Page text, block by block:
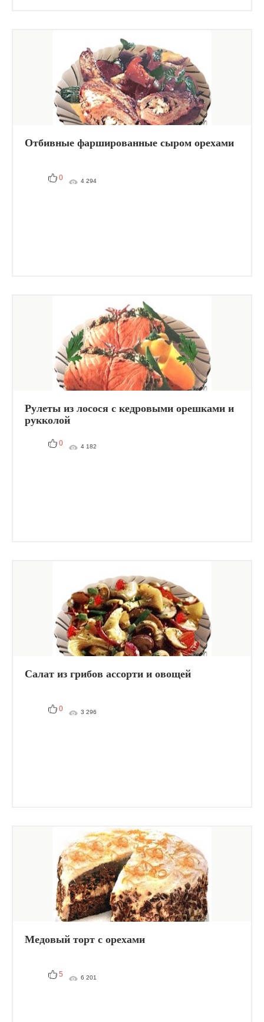
Отбивные фаршированные сыром орехами
0 4 294
Рулеты из лосося с кедровыми орешками и
рукколой
0 4 182
Салат из грибов ассорти и овощей
0 3 296
Медовый торт с орехами
5 6 201